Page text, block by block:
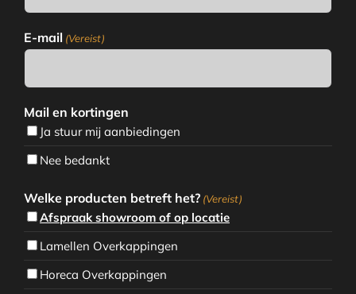
E-mail (Vereist)
Mail en kortingen
Ja stuur mij aanbiedingen
Nee bedankt
Welke producten betreft het? (Vereist)
Afspraak showroom of op locatie
Lamellen Overkappingen
Horeca Overkappingen